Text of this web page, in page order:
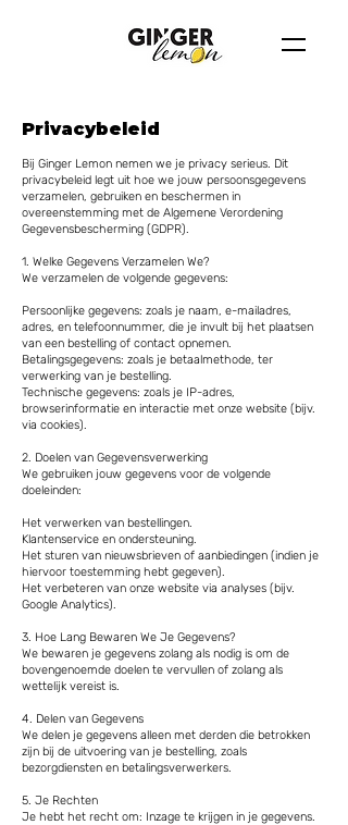
Privacybeleid
Bij Ginger Lemon nemen we je privacy serieus. Dit
privacybeleid legt uit hoe we jouw persoonsgegevens
verzamelen, gebruiken en beschermen in
overeenstemming met de Algemene Verordening
Gegevensbescherming (GDPR).
1. Welke Gegevens Verzamelen We?
We verzamelen de volgende gegevens:
Persoonlijke gegevens: zoals je naam, e-mailadres,
adres, en telefoonnummer, die je invult bij het plaatsen
van een bestelling of contact opnemen.
Betalingsgegevens: zoals je betaalmethode, ter
verwerking van je bestelling.
Technische gegevens: zoals je IP-adres,
browserinformatie en interactie met onze website (bijv.
via cookies).
2. Doelen van Gegevensverwerking
We gebruiken jouw gegevens voor de volgende
doeleinden:
Het verwerken van bestellingen.
Klantenservice en ondersteuning.
Het sturen van nieuwsbrieven of aanbiedingen (indien je
hiervoor toestemming hebt gegeven).
Het verbeteren van onze website via analyses (bijv.
Google Analytics).
3. Hoe Lang Bewaren We Je Gegevens?
We bewaren je gegevens zolang als nodig is om de
bovengenoemde doelen te vervullen of zolang als
wettelijk vereist is.
4. Delen van Gegevens
We delen je gegevens alleen met derden die betrokken
zijn bij de uitvoering van je bestelling, zoals
bezorgdiensten en betalingsverwerkers.
5. Je Rechten
Je hebt het recht om: Inzage te krijgen in je gegevens.